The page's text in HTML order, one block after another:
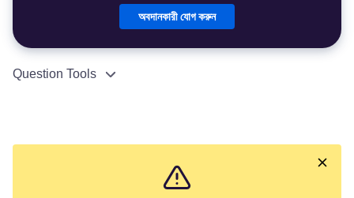
অবদানকারী যোগ করুন
Question Tools